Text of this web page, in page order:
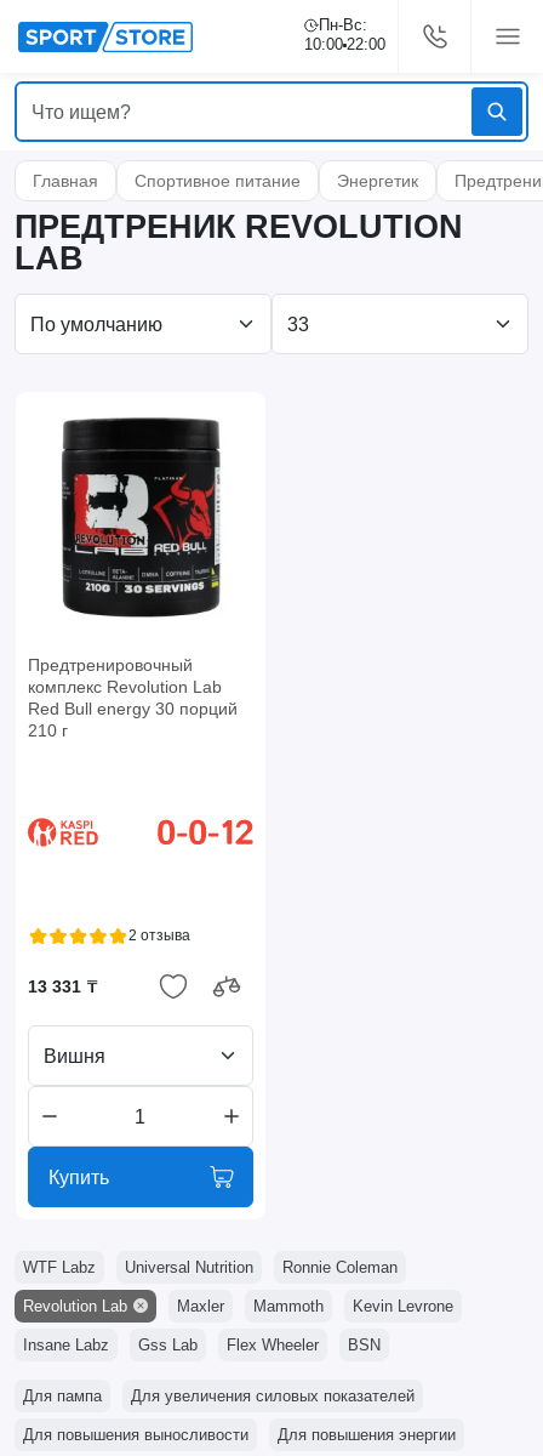
Пн-Вс:
10:00 22:00
Главная Спортивное питание Энергетик
ПРЕДТРЕНИК REVOLUTION
LAB
Предтренировочный
комплекс Revolution Lab
Red Bull energy 30 порций
210 г
2 отзыва
13 331 ₸
Вишня
Купить
WTF Labz Universal Nutrition Ronnie Coleman
Revolution Lab Maxler Mammoth Kevin Levrone
Insane Labz Gss Lab Flex Wheeler BSN
Для пампа Для увеличения силовых показателей
Для повышения выносливости Для повышения энергии